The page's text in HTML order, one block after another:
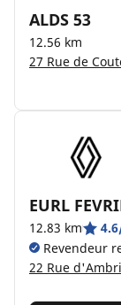
ALDS 53
12.56 km
27 Rue de
EURL
12.83 km
Revendeur
22 Rue